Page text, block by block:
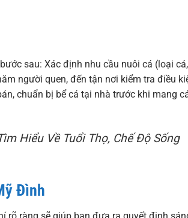
sau: Xác định nhu cầu nuôi cá (loại cá,
người quen, đến tận nơi kiểm tra điều
chuẩn bị bể cá tại nhà trước khi mang
Hiểu Về Tuổi Thọ, Chế Độ Sống
Đình